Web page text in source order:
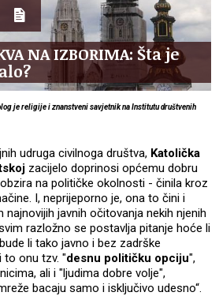
NA IZBORIMA: Šta je
je religije i znanstveni savjetnik na Institutu društvenih
udruga civilnoga društva, Katolička
zacijelo doprinosi općemu dobru
na političke okolnosti - činila kroz
I, neprijeporno je, ona to čini i
javnih očitovanja nekih njenih
razložno se postavlja pitanje hoće li
li tako javno i bez zadrške
to onu tzv. "desnu političku opciju",
ali i "ljudima dobre volje",
bacaju samo i isključivo udesno“.